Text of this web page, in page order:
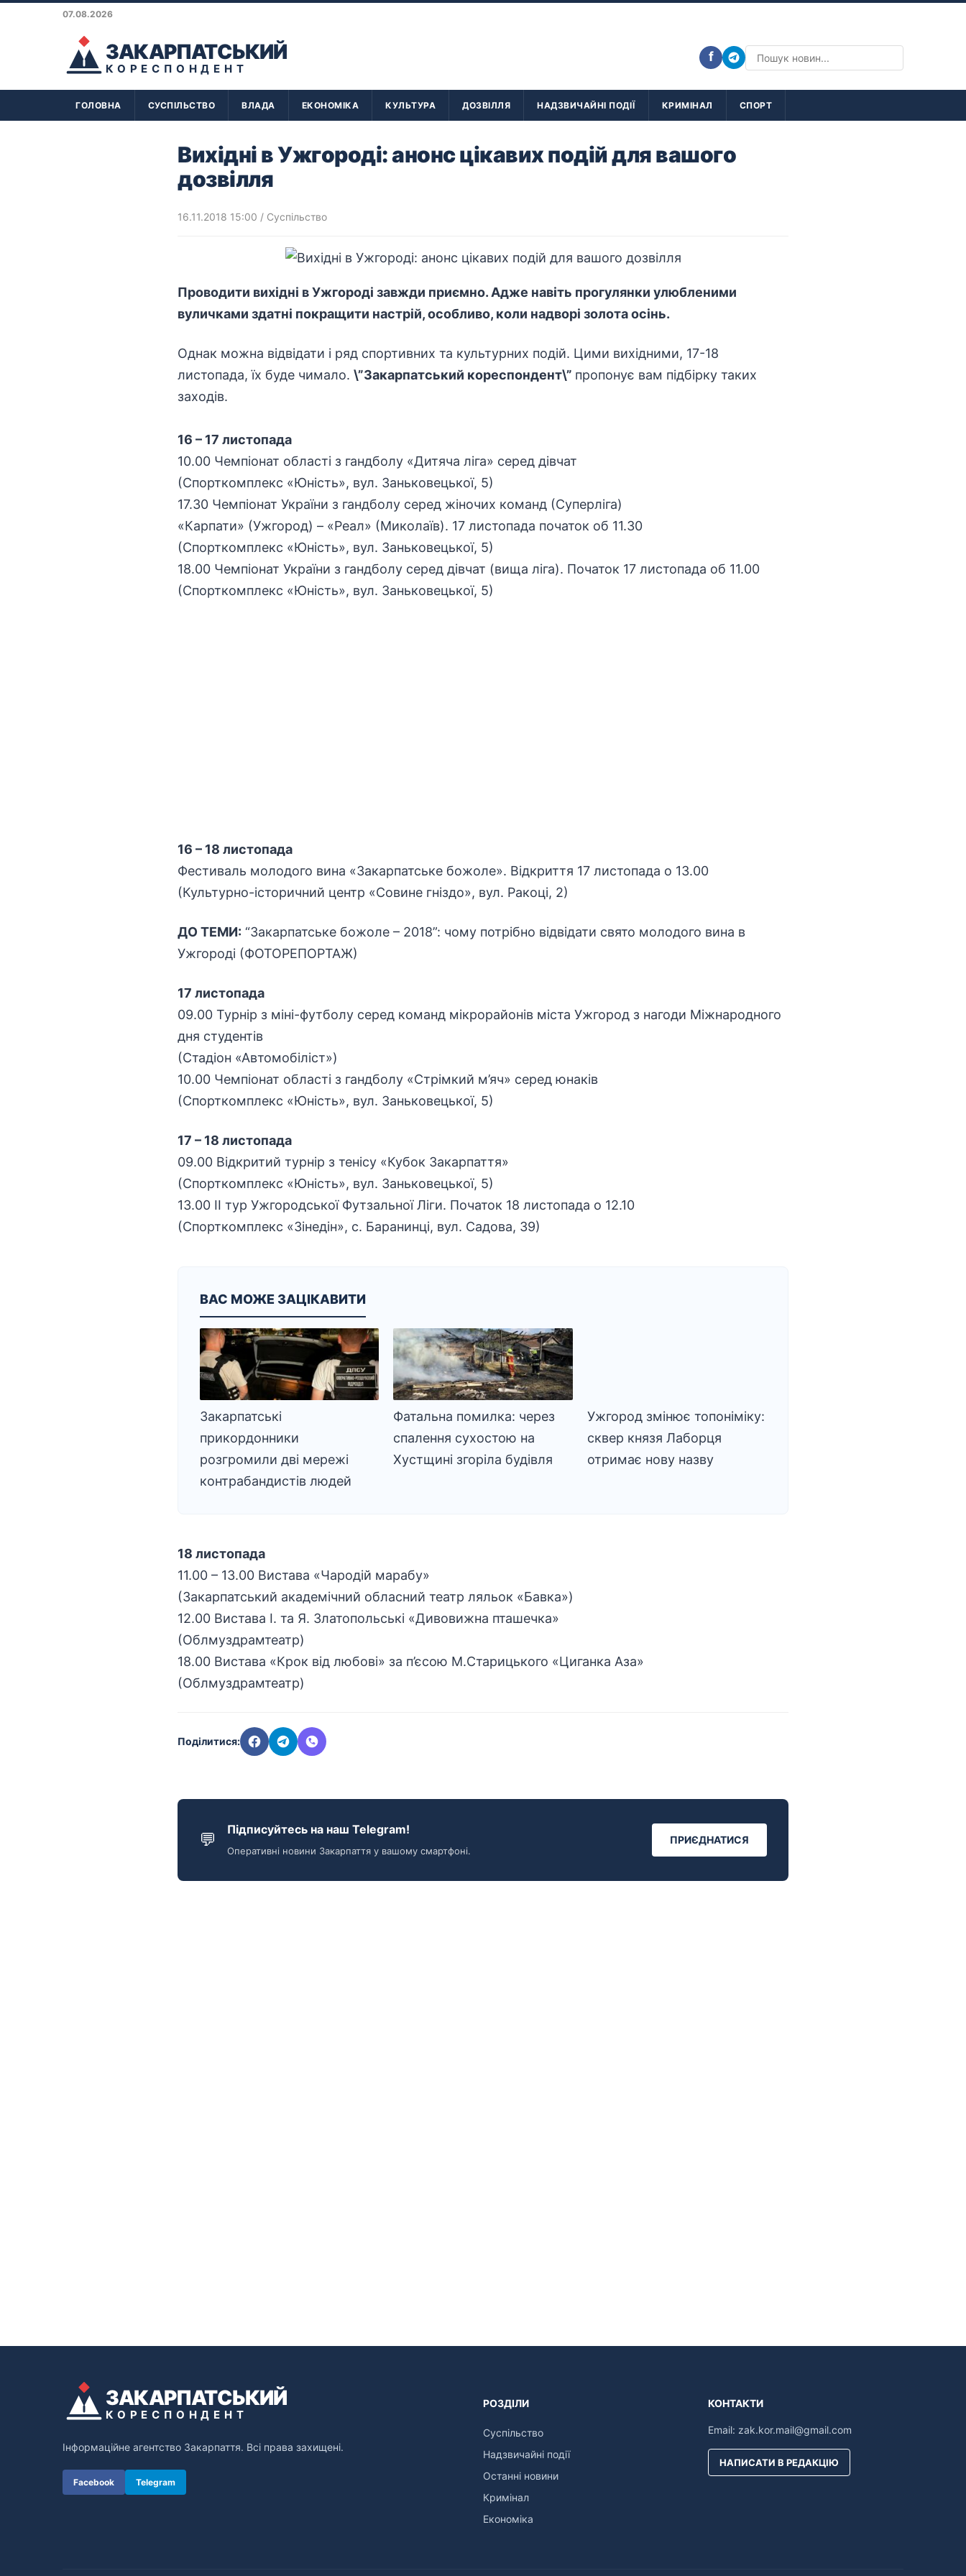
07.08.2026
ЗАКАРПАТСЬКИЙ
КОРЕСПОНДЕНТ
f
ГОЛОВНА СУСПІЛЬСТВО ВЛАДА ЕКОНОМІКА КУЛЬТУРА ДОЗВІЛЛЯ НАДЗВИЧАЙНІ ПОДІЇ КРИМІНАЛ СПОРТ
Вихідні в Ужгороді: анонс цікавих подій для вашого
дозвілля
16.11.2018 15:00 / Суспільство
Проводити вихідні в Ужгороді завжди приємно. Адже навіть прогулянки улюбленими
вуличками здатні покращити настрій, особливо, коли надворі золота осінь.
Однак можна відвідати і ряд спортивних та культурних подій. Цими вихідними, 17-18
листопада, їх буде чимало. \”Закарпатський кореспондент\” пропонує вам підбірку таких
заходів.
16 – 17 листопада
10.00 Чемпіонат області з гандболу «Дитяча ліга» серед дівчат
(Спорткомплекс «Юність», вул. Заньковецької, 5)
17.30 Чемпіонат України з гандболу серед жіночих команд (Суперліга)
«Карпати» (Ужгород) – «Реал» (Миколаїв). 17 листопада початок об 11.30
(Спорткомплекс «Юність», вул. Заньковецької, 5)
18.00 Чемпіонат України з гандболу серед дівчат (вища ліга). Початок 17 листопада об 11.00
(Спорткомплекс «Юність», вул. Заньковецької, 5)
16 – 18 листопада
Фестиваль молодого вина «Закарпатське божоле». Відкриття 17 листопада о 13.00
(Культурно-історичний центр «Совине гніздо», вул. Ракоці, 2)
ДО ТЕМИ: “Закарпатське божоле – 2018”: чому потрібно відвідати свято молодого вина в
Ужгороді (ФОТОРЕПОРТАЖ)
17 листопада
09.00 Турнір з міні-футболу серед команд мікрорайонів міста Ужгород з нагоди Міжнародного
дня студентів
(Стадіон «Автомобіліст»)
10.00 Чемпіонат області з гандболу «Стрімкий м’яч» серед юнаків
(Спорткомплекс «Юність», вул. Заньковецької, 5)
17 – 18 листопада
09.00 Відкритий турнір з тенісу «Кубок Закарпаття»
(Спорткомплекс «Юність», вул. Заньковецької, 5)
13.00 ІІ тур Ужгородської Футзальної Ліги. Початок 18 листопада о 12.10
(Спорткомплекс «Зінедін», с. Баранинці, вул. Садова, 39)
ВАС МОЖЕ ЗАЦІКАВИТИ
Закарпатські
прикордонники
розгромили дві мережі
контрабандистів людей
Фатальна помилка: через
спалення сухостою на
Хустщині згоріла будівля
Ужгород змінює топоніміку:
сквер князя Лаборця
отримає нову назву
18 листопада
11.00 – 13.00 Вистава «Чародій марабу»
(Закарпатський академічний обласний театр ляльок «Бавка»)
12.00 Вистава І. та Я. Златопольські «Дивовижна пташечка»
(Облмуздрамтеатр)
18.00 Вистава «Крок від любові» за п’єсою М.Старицького «Циганка Аза»
(Облмуздрамтеатр)
Поділитися:
💬 Підписуйтесь на наш Telegram!
Оперативні новини Закарпаття у вашому смартфоні.
ПРИЄДНАТИСЯ
ЗАКАРПАТСЬКИЙ
КОРЕСПОНДЕНТ
Інформаційне агентство Закарпаття. Всі права захищені.
Facebook Telegram
РОЗДІЛИ
Суспільство
Надзвичайні події
Останні новини
Кримінал
Економіка
КОНТАКТИ
Email: zak.kor.mail@gmail.com
НАПИСАТИ В РЕДАКЦІЮ